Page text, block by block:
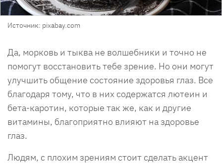
Источник: pixabay.com
Да, морковь и тыква не волшебники и точно не
помогут восстановить тебе зрение. Но они могут
улучшить общение состояние здоровья глаз. Все
благодаря тому, что в них содержатся лютеин и
бета-каротин, которые так же, как и другие
витамины, благоприятно влияют на здоровье
глаз.
Людям, с плохим зрениям стоит сделать акцент